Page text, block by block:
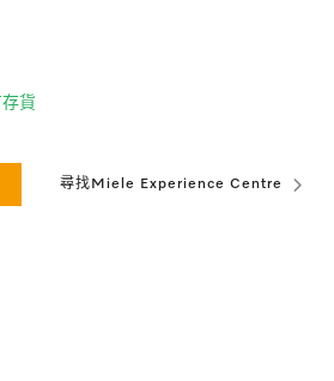
貨
尋找Miele Experience Centre